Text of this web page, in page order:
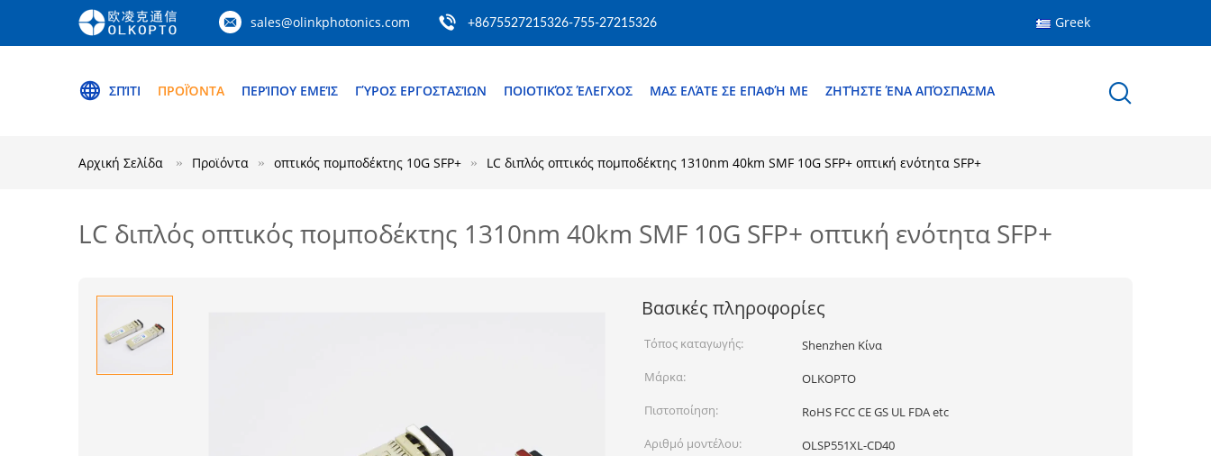
sales@olinkphotonics.com +8675527215326-755-27215326 Greek
ΣΠΊΤΙ ΠΡΟΪΌΝΤΑ ΠΕΡΊΠΟΥ ΕΜΕΊΣ ΓΎΡΟΣ ΕΡΓΟΣΤΑΣΊΩΝ ΠΟΙΟΤΙΚΌΣ ΈΛΕΓΧΟΣ ΜΑΣ ΕΛΆΤΕ ΣΕ ΕΠΑΦΉ ΜΕ ΖΗΤΉΣΤΕ ΈΝΑ ΑΠΌΣΠΑΣΜΑ
Αρχική Σελίδα Προϊόντα οπτικός πομποδέκτης 10G SFP+ LC διπλός οπτικός πομποδέκτης 1310nm 40km SMF 10G SFP+ οπτική ενότητα SFP+
LC διπλός οπτικός πομποδέκτης 1310nm 40km SMF 10G SFP+ οπτική ενότητα SFP+
Βασικές πληροφορίες
Τόπος καταγωγής:
Shenzhen Κίνα
Μάρκα:
OLKOPTO
Πιστοποίηση:
RoHS FCC CE GS UL FDA etc
Αριθμό μοντέλου:
OLSP551XL-CD40